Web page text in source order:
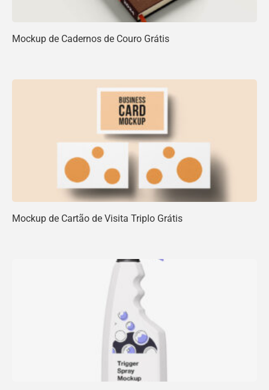
Mockup de Cadernos de Couro Grátis
Mockup de Cartão de Visita Triplo Grátis